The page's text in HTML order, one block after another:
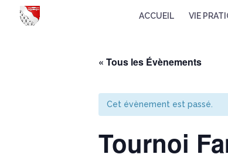
ACCUEIL VIE
« Tous les Évènements
Cet évènement est passé.
Tournoi